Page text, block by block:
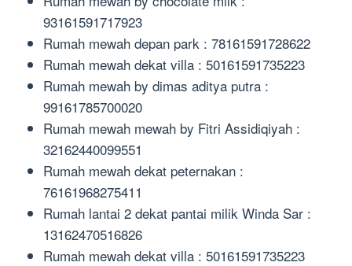
93161591717923
Rumah mewah depan park : 78161591728622
Rumah mewah dekat villa : 50161591735223
Rumah mewah by dimas aditya putra :
99161785700020
Rumah mewah mewah by Fitri Assidiqiyah :
32162440099551
Rumah mewah dekat peternakan :
76161968275411
Rumah lantai 2 dekat pantai milik Winda Sar :
13162470516826
Rumah mewah dekat villa : 50161591735223